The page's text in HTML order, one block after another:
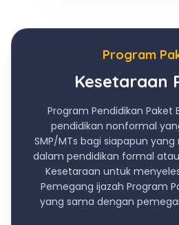
Program
Kesetaraan
Program Pendidikan Paket
pendidikan nonformal
SMP/MTs bagi siapapun
dalam pendidikan formal
Kesetaraan untuk
Pemegang ijazah Program
yang sama dengan